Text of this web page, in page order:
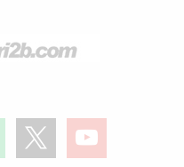
youtube